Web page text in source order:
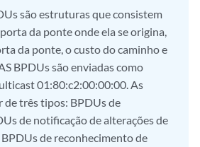
são estruturas que consistem
da ponte onde ela se origina,
da ponte, o custo do caminho e
BPDUs são enviadas como
01:80:c2:00:00:00. As
de três tipos: BPDUs de
de notificação de alterações de
de reconhecimento de